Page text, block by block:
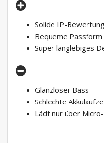
Solide IP-Bewertung
Bequeme
Super langlebiges
Glanzloser Bass
Schlechte
Lädt nur über Micro-